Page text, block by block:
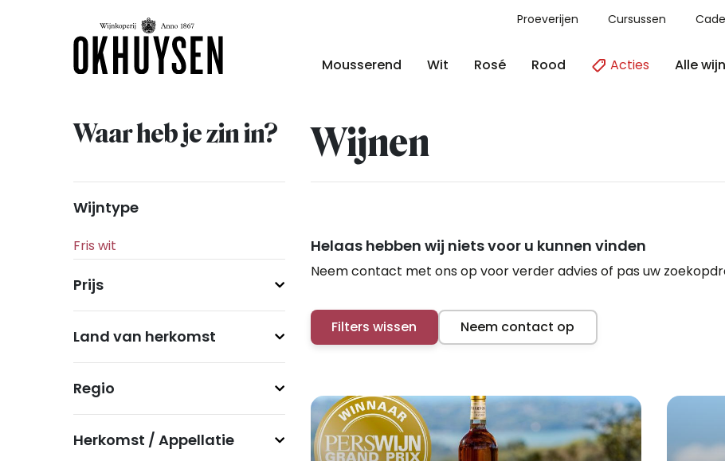
Proeverijen Cursussen
Mousserend Wit Rosé Rood Acties Alle
Waar heb je zin in? Wijnen
Wijntype
Prijs
Land van herkomst
Regio
Herkomst / Appellatie
Helaas hebben wij niets voor u kunnen vinden
Neem contact met ons op voor verder advies of pas uw
Filters wissen Neem contact op